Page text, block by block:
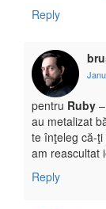
Reply
pentru Ruby
au metalizat
te înţeleg că-
am reascultat
Reply